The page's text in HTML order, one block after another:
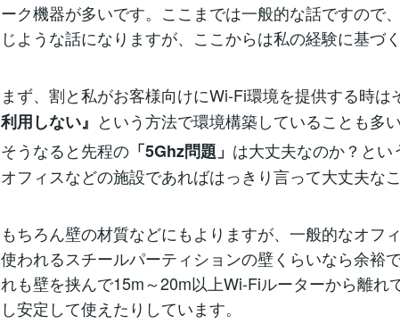
ーク機器が多いです。ここまでは一般的な話ですので
じような話になりますが、ここからは私の経験に基づ
まず、割と私がお客様向けにWi-Fi環境を提供する時は
利用しない』 という方法で環境構築していることも多い
そうなると先程の 「5Ghz問題」 は大丈夫なのか？とい
オフィスなどの施設であればはっきり言って大丈夫な
もちろん壁の材質などにもよりますが、一般的なオフ
使われるスチールパーティションの壁くらいなら余裕
れも壁を挟んで15m～20m以上Wi-Fiルーターから離れ
し安定して使えたりしています。